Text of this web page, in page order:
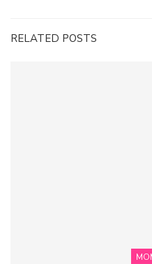
RELATED POSTS